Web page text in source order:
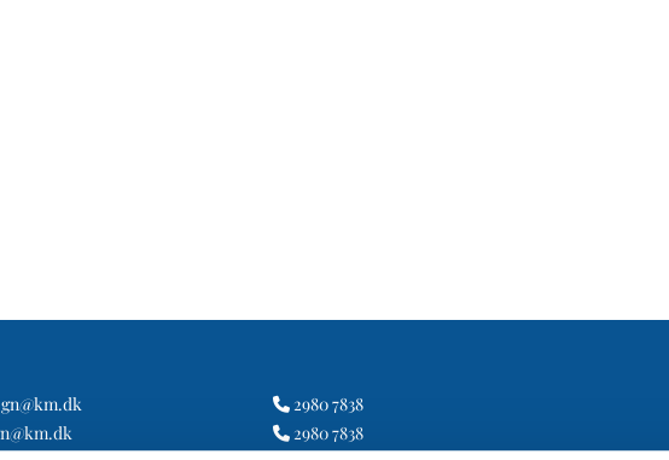
 2980 7838
 2980 7838